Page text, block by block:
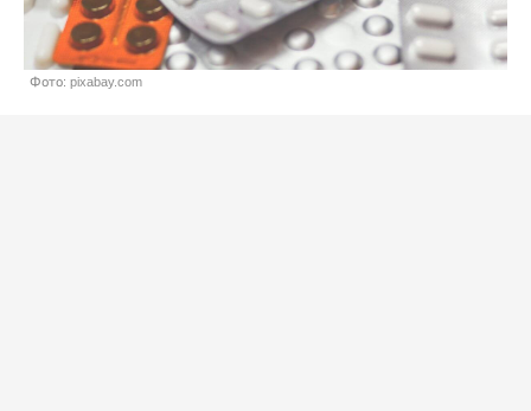
Фото: pixabay.com